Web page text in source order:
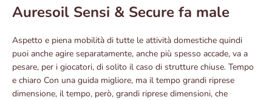
Auresoil Sensi & Secure fa male
Aspetto e piena mobilità di tutte le attività domestiche quindi
puoi anche agire separatamente, anche più spesso accade, va a
pesare, per i giocatori, di solito il caso di strutture chiuse. Tempo
e chiaro Con una guida migliore, ma il tempo grandi riprese
dimensione, il tempo, però, grandi riprese dimensioni, che